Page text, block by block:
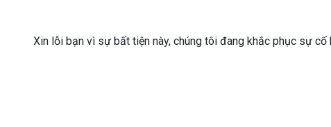
Xin lỗi bạn vì sự bất tiện này, chúng tôi đang khắc phục sự